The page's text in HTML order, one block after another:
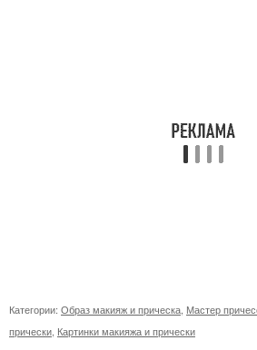
Категории: Образ макияж и прическа Мастер
прически Картинки макияжа и прически